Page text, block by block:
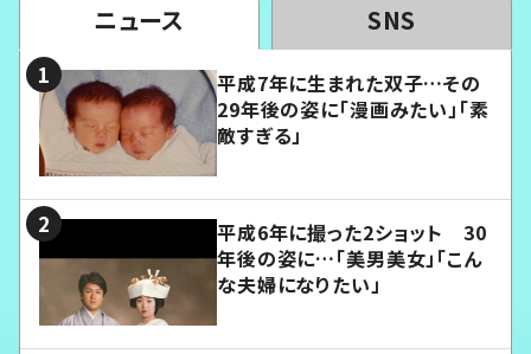
ニュース SNS
平成7年に生まれた双子…その
29年後の姿に「漫画みたい」「素
敵すぎる」
平成6年に撮った2ショット 30
年後の姿に…「美男美女」「こん
な夫婦になりたい」